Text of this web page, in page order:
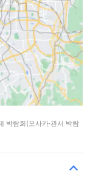
박람회(오사카·관서 박람